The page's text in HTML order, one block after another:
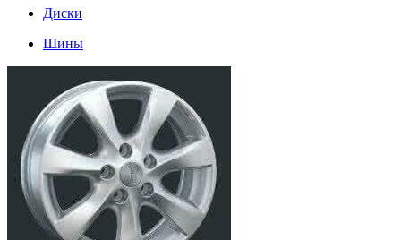
Диски
Шины